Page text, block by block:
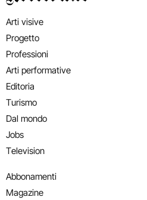
Arti visive
Progetto
Professioni
Arti performative
Editoria
Turismo
Dal mondo
Jobs
Television
Abbonamenti
Magazine